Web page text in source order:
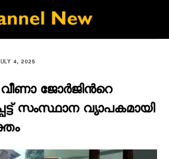
4, 2025
ജോർജിന്‍റെ
സംസ്ഥാന വ്യാപകമായി